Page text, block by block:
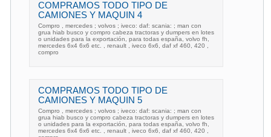
COMPRAMOS TODO TIPO DE
CAMIONES Y MAQUIN 4
Compro , mercedes ; volvos ; iveco: daf: scania: ; man con
grua hiab busco y compro cabeza tractoras y dumpers en lotes
o unidades para la exportación, para todas españa, volvo fh,
mercedes 6x4 6x6 etc. , renault , iveco 6x6, daf xf 460, 420 ,
compro
COMPRAMOS TODO TIPO DE
CAMIONES Y MAQUIN 5
Compro , mercedes ; volvos ; iveco: daf: scania: ; man con
grua hiab busco y compro cabeza tractoras y dumpers en lotes
o unidades para la exportación, para todas españa, volvo fh,
mercedes 6x4 6x6 etc. , renault , iveco 6x6, daf xf 460, 420 ,